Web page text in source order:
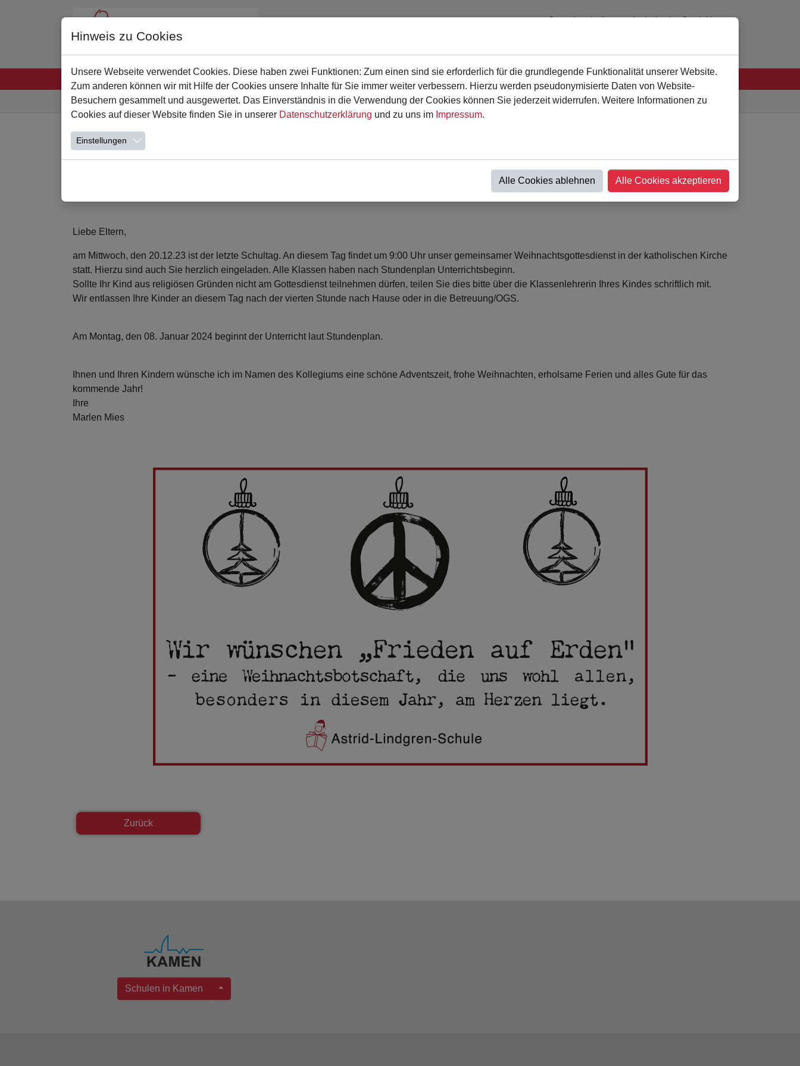
Zum Hauptinhalt springen
Gemeinschaftsgrundschule der Stadt Kamen
Sie sind hier: Astrid-Lindgren-Schule Nachricht
Wir wünschen frohe Weihnachten!
Liebe Eltern,
am Mittwoch, den 20.12.23 ist der letzte Schultag. An diesem Tag findet um 9:00 Uhr unser gemeinsamer Weihnachtsgottesdienst in der katholischen Kirche
statt. Hierzu sind auch Sie herzlich eingeladen. Alle Klassen haben nach Stundenplan Unterrichtsbeginn.
Sollte Ihr Kind aus religiösen Gründen nicht am Gottesdienst teilnehmen dürfen, teilen Sie dies bitte über die Klassenlehrerin Ihres Kindes schriftlich mit.
Wir entlassen Ihre Kinder an diesem Tag nach der vierten Stunde nach Hause oder in die Betreuung/OGS.
Am Montag, den 08. Januar 2024 beginnt der Unterricht laut Stundenplan.
Ihnen und Ihren Kindern wünsche ich im Namen des Kollegiums eine schöne Adventszeit, frohe Weihnachten, erholsame Ferien und alles Gute für das
kommende Jahr!
Ihre
Marlen Mies
Zurück
Schulen in Kamen
Hinweis zu Cookies
Unsere Webseite verwendet Cookies. Diese haben zwei Funktionen: Zum einen sind sie erforderlich für die grundlegende Funktionalität unserer Website.
Zum anderen können wir mit Hilfe der Cookies unsere Inhalte für Sie immer weiter verbessern. Hierzu werden pseudonymisierte Daten von Website-
Besuchern gesammelt und ausgewertet. Das Einverständnis in die Verwendung der Cookies können Sie jederzeit widerrufen. Weitere Informationen zu
Cookies auf dieser Website finden Sie in unserer Datenschutzerklärung und zu uns im Impressum.
Einstellungen
Alle Cookies ablehnen Alle Cookies akzeptieren